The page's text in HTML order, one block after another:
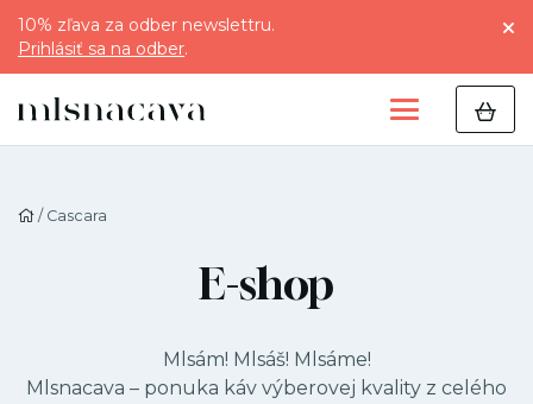
10% zľava za odber newslettru.
Prihlásiť sa na odber.
/ Cascara
E-shop
Mlsám! Mlsáš! Mlsáme!
Mlsnacava – ponuka káv výberovej kvality z celého